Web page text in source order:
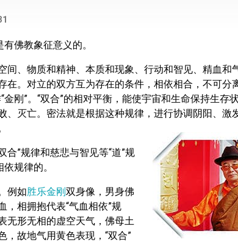
若
华
严
部
槃
部
大
集
部
经
有佛教象征意义的。
间、物质和精神、本质和现象、行动和智见、精血和
在。对立的双方互为存在的条件，相依相合，不可分
金刚”。“双合”的相对平衡，能使宇宙和生命保持生存
、灭亡。密法就是根据这种规律，进行协调阴阳、激
合”规律和慈悲与智见等“道”规
规律的。
例如胜乐金刚双身像，男身佛
，相拥抱代表“气血相依”规
无形无相的虚空天气，佛母土
，故地气用黄色表现，“双合”